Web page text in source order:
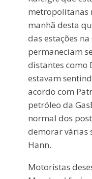
metropolitanas
manhã desta
das estações
permaneciam
distantes como
estavam
acordo com
petróleo da
normal dos
demorar várias
Hann.
Motoristas